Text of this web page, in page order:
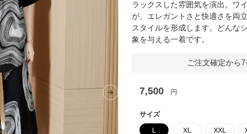
Next slide
ラックスした雰囲気を演出。ワ
が、エレガントさと快適さを両
スタイルを形成します。どんな
象を与える一着です。
ご注文確定から
7,500 円
サイズ
L XL XXL